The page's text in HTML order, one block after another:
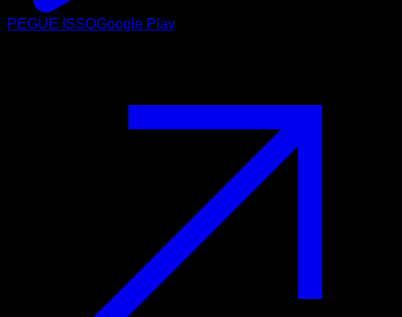
PEGUE ISSOGoogle Play